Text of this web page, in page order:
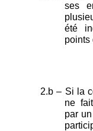
ses
été
points
2.b – Si la
ne
par